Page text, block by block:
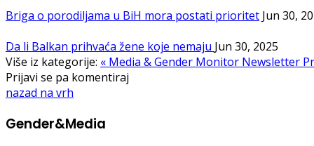
Briga o porodiljama u BiH mora postati prioritet Jun 30,
Da li Balkan prihvaća žene koje nemaju Jun 30, 2025
Više iz kategorije: « Media & Gender Monitor Newsletter
Prijavi se pa komentiraj
nazad na vrh
Gender&Media